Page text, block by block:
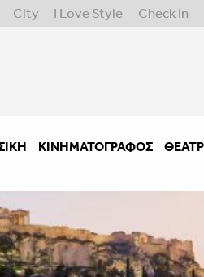
City I Love Style Check In
ΚΙΝΗΜΑΤΟΓΡΆΦΟΣ